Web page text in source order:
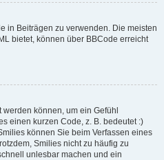
in Beiträgen zu verwenden. Die meisten
bietet, können über BBCode erreicht
können, um ein Gefühl
einen kurzen Code, z. B. bedeutet :)
können Sie beim Verfassen eines
Smilies nicht zu häufig zu
unlesbar machen und ein